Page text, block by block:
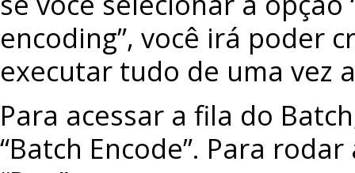
encoding”, você irá poder
executar tudo de uma vez
Para acessar a fila do
“Batch Encode”. Para